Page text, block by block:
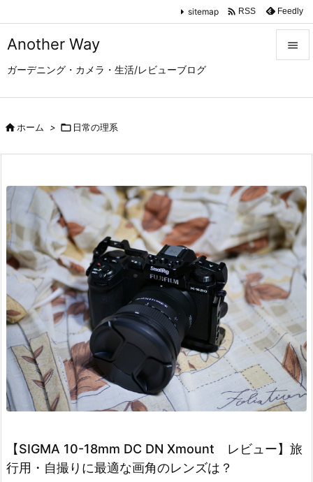
Another Way
ガーデニング・カメラ・生活/レビューブログ


次へ

検索
sitemap  RSS Feedly
ホーム >  日常の理系
【SIGMA 10-18mm DC DN Xmount レビュー】旅
行用・自撮りに最適な画角のレンズは？